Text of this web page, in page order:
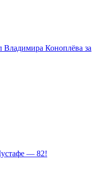
Владимира Коноплёва за
— 82!